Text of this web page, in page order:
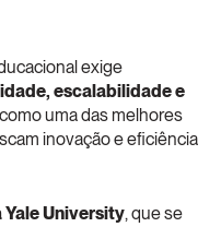
exige
escalabilidade e
uma das melhores
inovação e eficiência
Yale University, que se